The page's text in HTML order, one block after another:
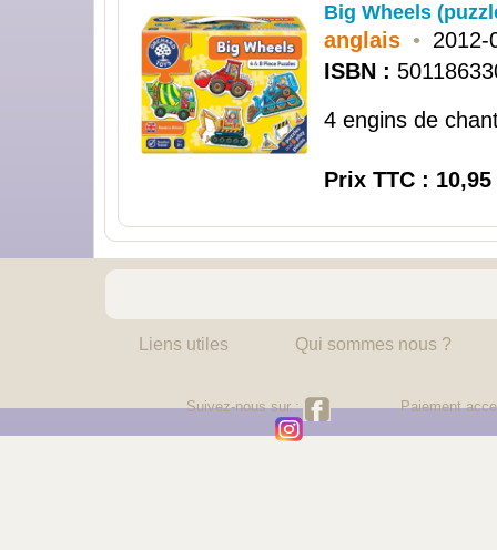
Big Wheels
anglais • 2012-
ISBN :
4 engins de
Prix TTC : 10,95
Liens utiles Qui sommes nous ?
Suivez-nous sur : Paiement